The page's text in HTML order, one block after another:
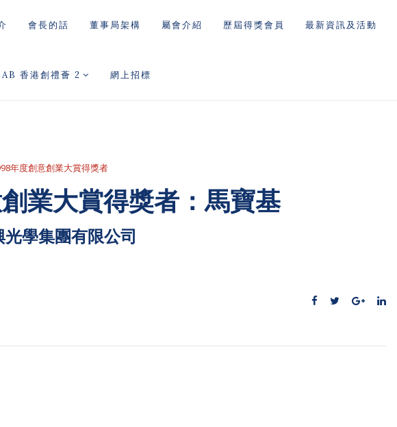
會長的話 董事局架構 屬會介紹 歷屆得獎會員 最新資訊及活動
香港創禮薈 2 網上招標
年度創意創業大賞得獎者
業大賞得獎者：馬寶基
學集團有限公司